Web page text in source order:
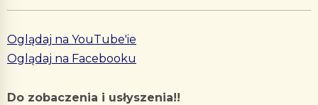
Oglądaj na YouTube'ie
Oglądaj na Facebooku
Do zobaczenia i usłyszenia!!